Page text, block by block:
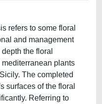
refers to some floral
and management
the floral
plants
The completed
surfaces of the floral
Referring to